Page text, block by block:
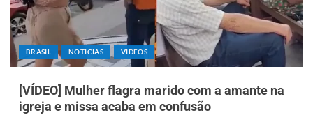
BRASIL NOTÍCIAS VÍDEOS
[VÍDEO] Mulher flagra marido com a amante na
igreja e missa acaba em confusão